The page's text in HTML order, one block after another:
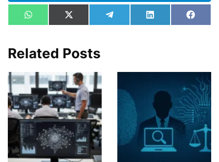
Compartir
en
W
h
s
A
p
Compartir
en
X
(
i
t
e
r
)
Compartir
en
e
m
Compartir
en
L
i
n
en
F
a
k
Related Posts